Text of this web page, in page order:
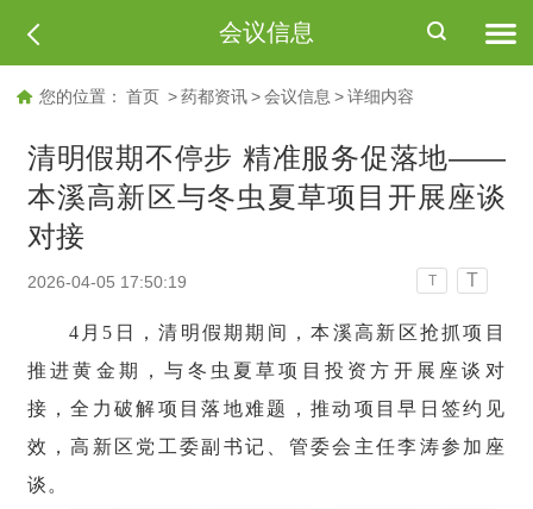
会议信息
您的位置： 首页 > 药都资讯 > 会议信息 > 详细内容
清明假期不停步 精准服务促落地——
本溪高新区与冬虫夏草项目开展座谈
对接
2026-04-05 17:50:19 T T
4月5日，清明假期期间，本溪高新区抢抓项目
推进黄金期，与冬虫夏草项目投资方开展座谈对
接，全力破解项目落地难题，推动项目早日签约见
效，高新区党工委副书记、管委会主任李涛参加座
谈。